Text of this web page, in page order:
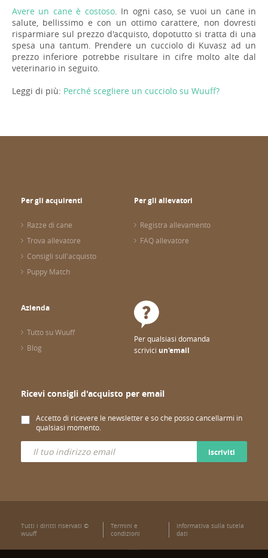
Avere un cane è costoso. In ogni caso, se vuoi un cane in
salute, bellissimo e con un ottimo carattere, non dovresti
risparmiare sul prezzo d'acquisto, dopotutto si tratta di una
spesa una tantum. Prendere un cucciolo di Kuvasz ad un
prezzo inferiore potrebbe risultare in cifre molto alte dal
veterinario in seguito.
Leggi di più: Perché scegliere un cucciolo su Wuuff?
Per gli acquirenti
Razze di cane
Trova allevatore
Consigli sull'acquisto
Puppy Match
Per gli allevatori
Registra allevamento
FAQ allevatore
Azienda
Tutto su Wuuff
Blog
Per qualsiasi domanda
scrivici un'email
Ricevi consigli d'acquisto per email
Accetto di ricevere le newsletter e so che posso cancellarmi in
qualsiasi momento.
Iscriviti
Tutti i diritti riservati ©
wuuff
Termini e
condizioni
Informativa sulla tutela
dati